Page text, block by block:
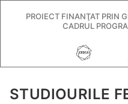
PROIECT FINANŢAT PRIN
CADRUL
STUDIOURILE